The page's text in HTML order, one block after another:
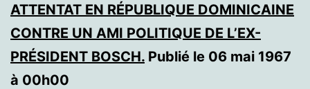
ATTENTAT EN RÉPUBLIQUE DOMINICAINE
CONTRE UN AMI POLITIQUE DE L’EX-
PRÉSIDENT BOSCH. Publié le 06 mai 1967
à 00h00